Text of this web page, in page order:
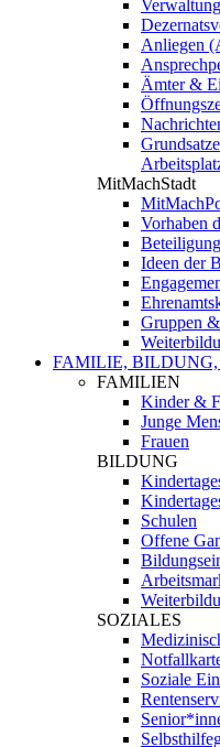
Anliegen
Ämter &
MitMachStadt
Vorhaben
Ideen der
Gruppen
FAMILIE, BILDUNG,
FAMILIEN
Kinder &
Junge
Frauen
BILDUNG
Schulen
Offene
SOZIALES
Soziale